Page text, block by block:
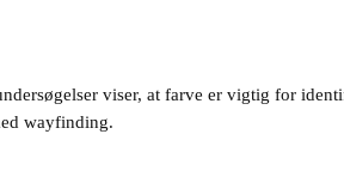
viser, at farve er vigtig for
wayfinding.